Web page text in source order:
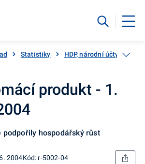
Statistiky HDP, národní účty
produkt - 1.
podpořily hospodářský růst
2004Kód: r-5002-04